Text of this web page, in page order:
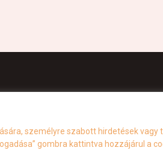
személyre szabott hirdetések vagy
gombra kattintva hozzájárul a